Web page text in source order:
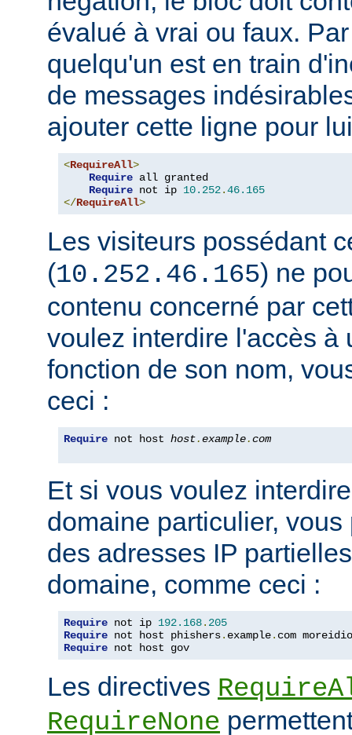
évalué à vrai ou faux.
quelqu'un est en train
de messages
ajouter cette ligne pour
<RequireAll>
Require all granted
Require not ip 10.252.46.165
</RequireAll>
Les visiteurs possédant
(10.252.46.165) ne
contenu concerné par
voulez interdire l'accès à
fonction de son nom,
ceci :
Require not host host.example.com
Et si vous voulez
domaine particulier,
des adresses IP
domaine, comme ceci :
Require not ip 192.168. 205
Require not host phishers. example. com
Require not host gov
Les directives
RequireNone